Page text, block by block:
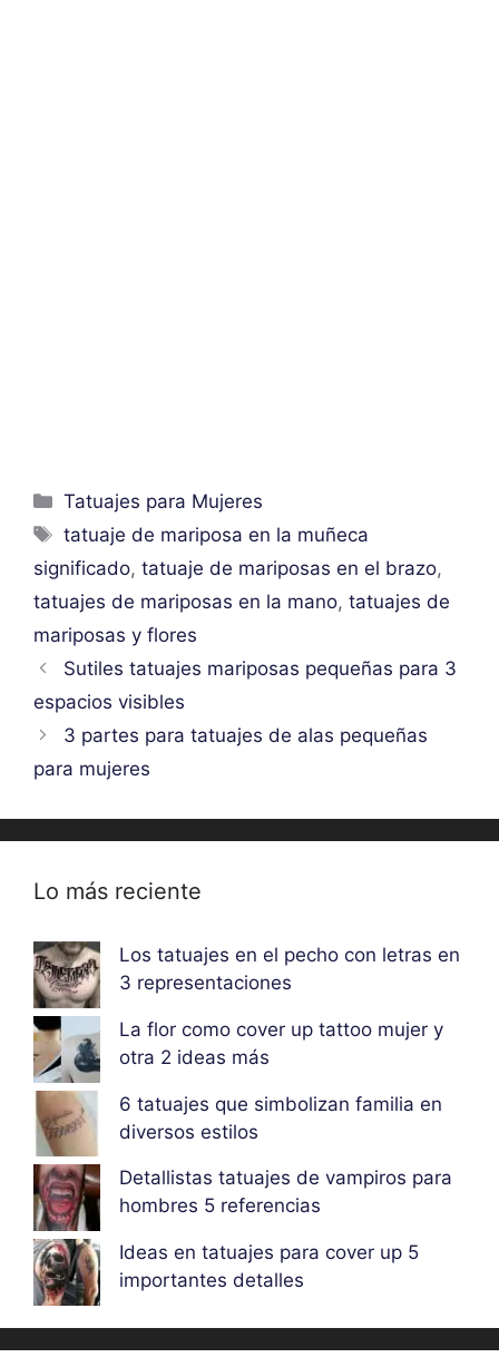
Categorías
Tatuajes para Mujeres
Etiquetas
tatuaje de mariposa en la muñeca
significado, tatuaje de mariposas en el brazo,
tatuajes de mariposas en la mano, tatuajes de
mariposas y flores
Sutiles tatuajes mariposas pequeñas para 3
espacios visibles
3 partes para tatuajes de alas pequeñas
para mujeres
Lo más reciente
Los tatuajes en el pecho con letras en
3 representaciones
La flor como cover up tattoo mujer y
otra 2 ideas más
6 tatuajes que simbolizan familia en
diversos estilos
Detallistas tatuajes de vampiros para
hombres 5 referencias
Ideas en tatuajes para cover up 5
importantes detalles